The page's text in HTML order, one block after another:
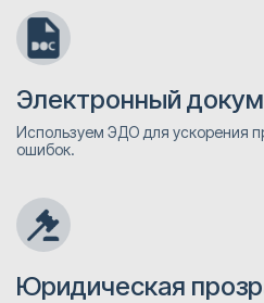
Электронный
Используем ЭДО для ускорения
ошибок.
Юридическая